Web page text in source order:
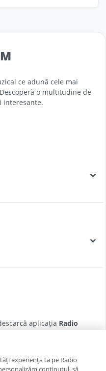
ce adună cele mai
o multitudine de
interesante.
aplicația Radio
experiența ta pe Radio
conținutul, să